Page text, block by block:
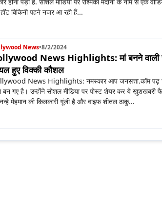
बिकिनी पहने नजर आ रही हैं...
News•8/2/2024
News Highlights: मां बनने वाली हैं
हुए विक्की कौशल
News Highlights: नमस्कार आप जनसत्ता.कॉम पढ़
बन गए है। उन्होंने सोशल मीडिया पर पोस्ट शेयर कर ये
मेहमान की किलकारी गूंजी है और वाइफ शीतल ठाकु...